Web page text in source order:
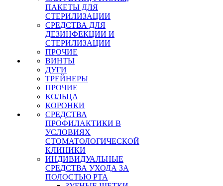
ПАКЕТЫ ДЛЯ
СТЕРИЛИЗАЦИИ
СРЕДСТВА ДЛЯ
ДЕЗИНФЕКЦИИ И
СТЕРИЛИЗАЦИИ
ПРОЧИЕ
ВИНТЫ
ДУГИ
ТРЕЙНЕРЫ
ПРОЧИЕ
КОЛЬЦА
КОРОНКИ
СРЕДСТВА
ПРОФИЛАКТИКИ В
УСЛОВИЯХ
СТОМАТОЛОГИЧЕСКОЙ
КЛИНИКИ
ИНДИВИДУАЛЬНЫЕ
СРЕДСТВА УХОДА ЗА
ПОЛОСТЬЮ РТА